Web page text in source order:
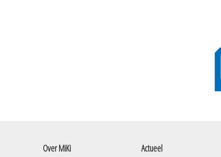
Over MiKi Actueel